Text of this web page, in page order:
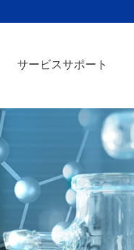
サービスサポート